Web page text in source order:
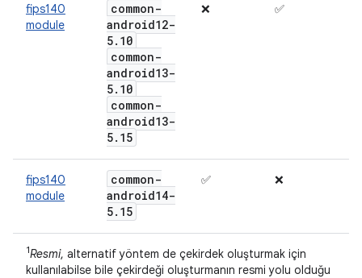
fips140
module
common-
android12-
5. 10
common-
android13-
5. 10
common-
android13-
5. 15
❌ ✅
fips140
module
common-
android14-
5. 15
✅ ❌
1Resmi, alternatif yöntem de çekirdek oluşturmak için
kullanılabilse bile çekirdeği oluşturmanın resmi yolu olduğu